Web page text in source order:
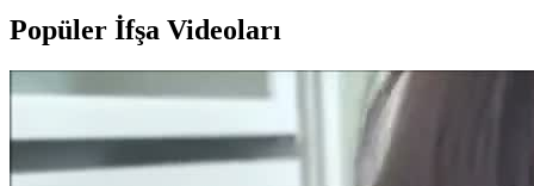
Popüler İfşa Videoları